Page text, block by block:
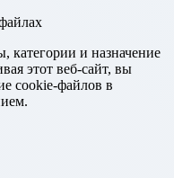
категории и назначение
этот веб-сайт, вы
cookie-файлов в